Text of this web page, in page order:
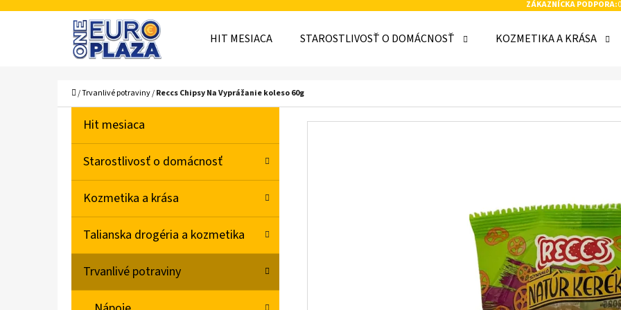
Prejsť
ZÁKAZNÍCKA PODPORA:
HIT MESIACA STAROSTLIVOSŤ O DOMÁCNOSŤ KOZMETIKA A KRÁSA
Domov
/Trvanlivé potraviny/Reccs Chipsy Na Vyprážanie koleso 60g
N
Preskočiť
kategórie
G
R
E
Hit mesiaca
Starostlivosť o domácnosť
Kozmetika a krása
Talianska drogéria a kozmetika
Trvanlivé potraviny
K
Späť
Späť
ČO POTREBUJETE NÁJSŤ?